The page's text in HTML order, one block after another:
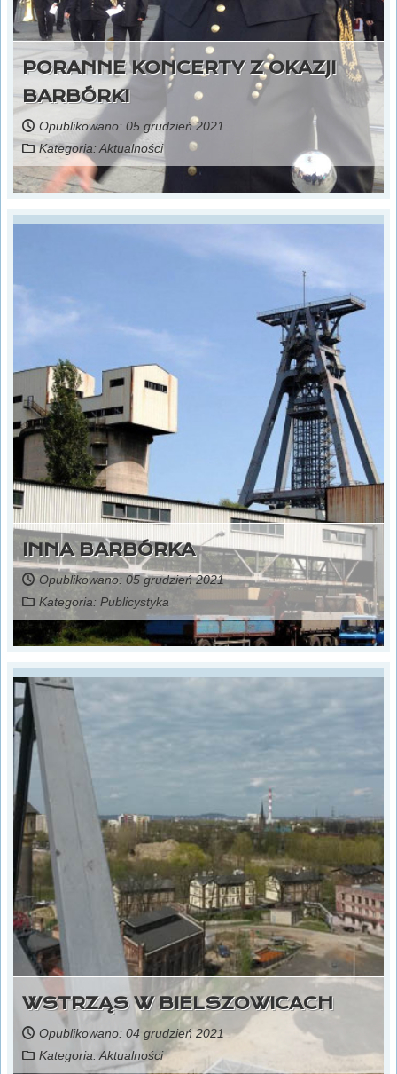
PORANNE KONCERTY Z OKAZJI
BARBÓRKI
Opublikowano: 05 grudzień 2021
Kategoria:Aktualności
INNA BARBÓRKA
Opublikowano: 05 grudzień 2021
Kategoria: Publicystyka
WSTRZĄS W BIELSZOWICACH
Opublikowano: 04 grudzień 2021
Kategoria:Aktualności